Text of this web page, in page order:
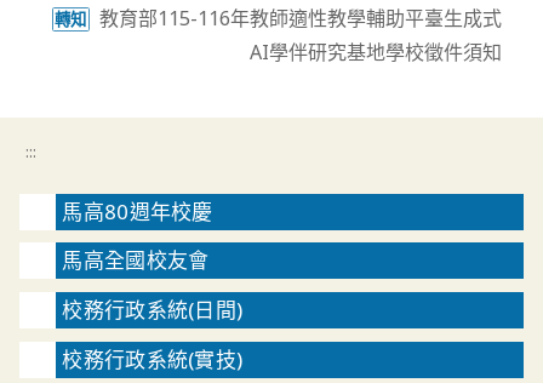
轉知
教育部115-116年教師適性教學輔助平臺生成式
AI學伴研究基地學校徵件須知
:::
馬高80週年校慶
馬高全國校友會
校務行政系統(日間)
校務行政系統(實技)